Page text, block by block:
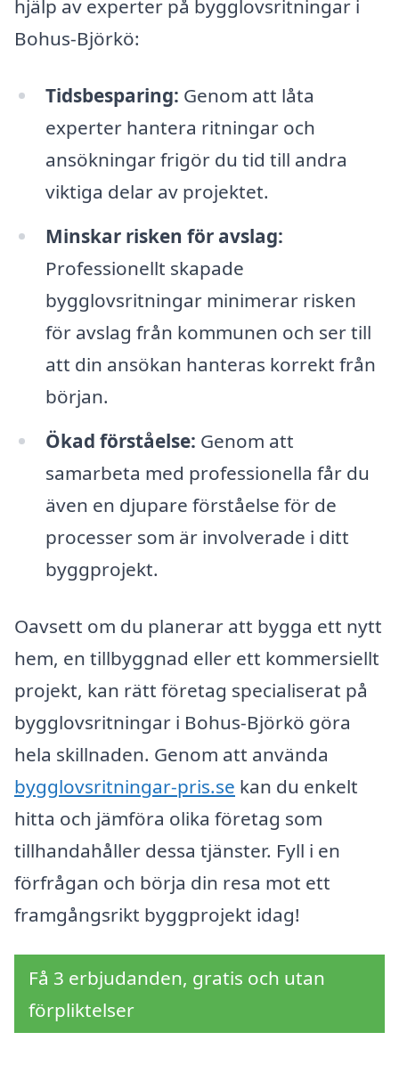
hjälp av experter på bygglovsritningar i
Bohus-Björkö:
Tidsbesparing: Genom att låta
experter hantera ritningar och
ansökningar frigör du tid till andra
viktiga delar av projektet.
Minskar risken för avslag:
Professionellt skapade
bygglovsritningar minimerar risken
för avslag från kommunen och ser till
att din ansökan hanteras korrekt från
början.
Ökad förståelse: Genom att
samarbeta med professionella får du
även en djupare förståelse för de
processer som är involverade i ditt
byggprojekt.
Oavsett om du planerar att bygga ett nytt
hem, en tillbyggnad eller ett kommersiellt
projekt, kan rätt företag specialiserat på
bygglovsritningar i Bohus-Björkö göra
hela skillnaden. Genom att använda
bygglovsritningar-pris.se kan du enkelt
hitta och jämföra olika företag som
tillhandahåller dessa tjänster. Fyll i en
förfrågan och börja din resa mot ett
framgångsrikt byggprojekt idag!
Få 3 erbjudanden, gratis och utan
förpliktelser